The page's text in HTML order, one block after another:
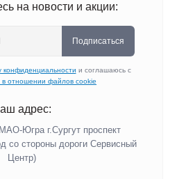
на новости и акции:
Подписаться
конфиденциальности и соглашаюсь с
в отношении файлов cookie
адрес:
Югра г.Сургут проспект
со стороны дороги Сервисный
Центр)